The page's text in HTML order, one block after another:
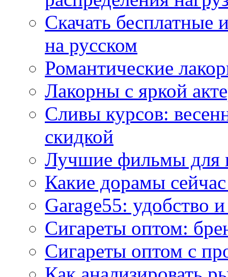
Скачать
на русском
Романтические
Лакорны с яркой
Сливы курсов:
скидкой
Лучшие фильмы для
Какие дорамы
Garage55: удобство
Сигареты оптом:
Сигареты оптом с